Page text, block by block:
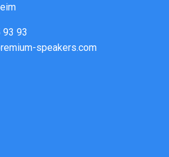
93 93
speakers.com